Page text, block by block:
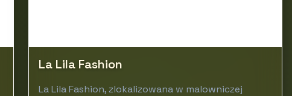
La Lila Fashion
La Lila Fashion, zlokalizowana w malowniczej